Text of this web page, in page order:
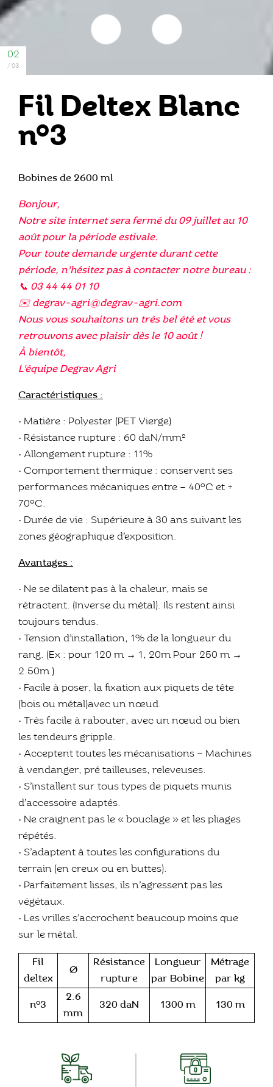
Fil Deltex Blanc
n°3
Bobines de 2600 ml
Bonjour,
Notre site internet sera fermé du 09 juillet au 10
août pour la période estivale.
Pour toute demande urgente durant cette
période, n'hésitez pas à contacter notre bureau :
📞 03 44 44 01 10
✉️ degrav-agri@degrav-agri.com
Nous vous souhaitons un très bel été et vous
retrouvons avec plaisir dès le 10 août !
À bientôt,
L'équipe Degrav Agri
Caractéristiques :
• Matière : Polyester (PET Vierge)
• Résistance rupture : 60 daN/mm²
• Allongement rupture : 11%
• Comportement thermique : conservent ses
performances mécaniques entre – 40°C et +
70°C.
• Durée de vie : Supérieure à 30 ans suivant les
zones géographique d’exposition.
Avantages :
• Ne se dilatent pas à la chaleur, mais se
rétractent. (Inverse du métal). Ils restent ainsi
toujours tendus.
• Tension d’installation, 1% de la longueur du
rang. (Ex : pour 120 m → 1, 20m Pour 250 m →
2.50m )
• Facile à poser, la fixation aux piquets de tête
(bois ou métal)avec un nœud.
• Très facile à rabouter, avec un nœud ou bien
les tendeurs gripple.
• Acceptent toutes les mécanisations – Machines
à vendanger, pré tailleuses, releveuses.
• S’installent sur tous types de piquets munis
d’accessoire adaptés.
• Ne craignent pas le « bouclage » et les pliages
répétés.
• S’adaptent à toutes les configurations du
terrain (en creux ou en buttes).
• Parfaitement lisses, ils n’agressent pas les
végétaux.
• Les vrilles s’accrochent beaucoup moins que
sur le métal.
Fil
deltex
Ø
Résistance
rupture
Longueur
par Bobine
Métrage
par kg
n°3
2.6
mm
320 daN 1300 m 130 m